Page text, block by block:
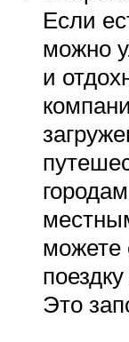
Если
можно
и
можете
Это